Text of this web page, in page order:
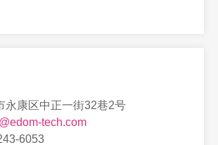
永康区中正一街32巷2号
tech.com
6053